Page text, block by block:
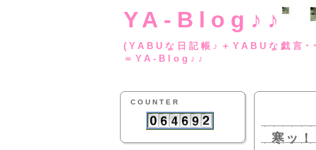
YA-Blog♪♪
(YABUな日記帳♪
＝YA-Blog♪♪
COUNTER
寒ッ！